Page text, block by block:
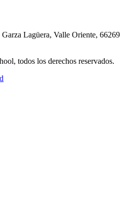
Lagüera, Valle Oriente, 66269
todos los derechos reservados.